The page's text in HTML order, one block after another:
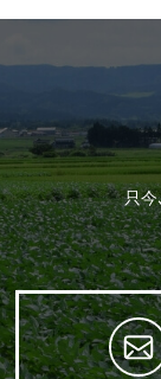
只今